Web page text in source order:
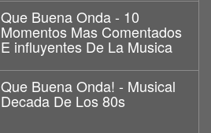
Que Buena Onda - 10
Momentos Mas Comentados
E influyentes De La Musica
Que Buena Onda! - Musical
Decada De Los 80s